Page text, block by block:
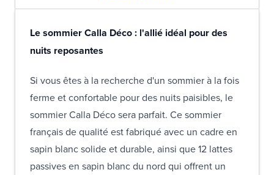
Le sommier Calla Déco : l'allié idéal pour des
nuits reposantes
Si vous êtes à la recherche d'un sommier à la fois
ferme et confortable pour des nuits paisibles, le
sommier Calla Déco sera parfait. Ce sommier
français de qualité est fabriqué avec un cadre en
sapin blanc solide et durable, ainsi que 12 lattes
passives en sapin blanc du nord qui offrent un